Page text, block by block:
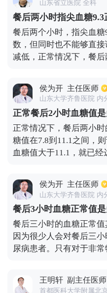
血糖，以保证自己更好
经有很大的危害，因此
后血糖的稳定，保持充
山东省立医院 全科
餐后两小时指尖血糖9.3
餐后两个小时，指尖血
数，但同时也不能够直
减低，正常情况下，餐
者患上了糖尿病，如果
要定期监测血糖的变化，
外，还需要空腹监测血糖
侯为开 主任医师
山东大学齐鲁医院 内
正常餐后2小时血糖值
正常情况下，餐后两小
糖值在7.8到11.1之间，
血糖值大于11.1，就已
右，就需要进行进一步
这个检查需要保持8小时
腹血糖，再用300毫升的
钟内喝下去，然后过两
值仍然大于7.8，而又低
当数值大于11.1，就可以
侯为开 主任医师
山东大学齐鲁医院 内
餐后3小时血糖正常值是
餐后三小时的血糖正常
因为很少人会对餐后三
尿病患者。只有对于非
果超过了11.1，就说明血
王明轩 副主任医师
首都医科大学附属北